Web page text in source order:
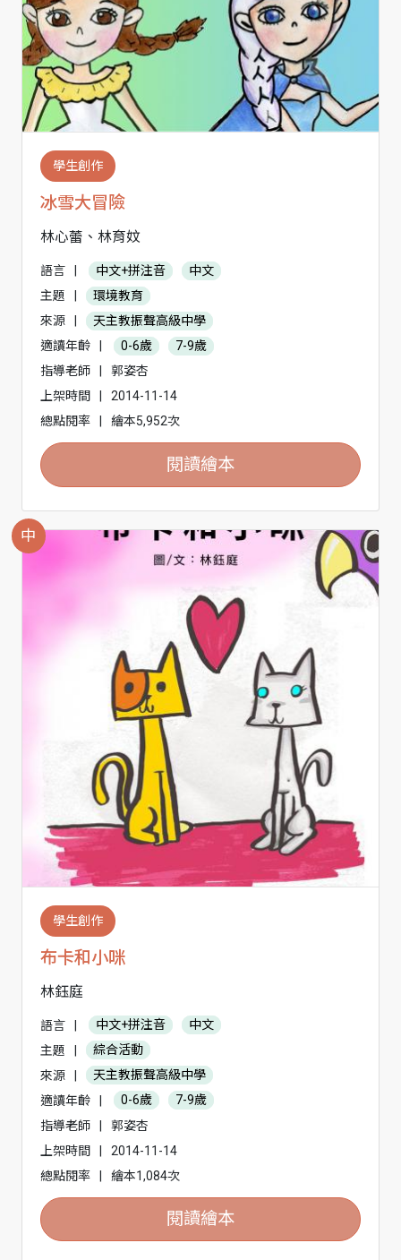
學生創作
冰雪大冒險
林心蕾、林育妏
語言 中文+拼注音
中文
主題
環境教育
來源
天主教振聲高級中學
適讀年齡
0-6歲
7-9歲
指導老師
郭姿杏
上架時間
2014-11-14
總點閱率
繪本5,952次
閱讀繪本
中
學生創作
布卡和小咪
林鈺庭
語言 | 中文+拼注音
中文
主題
|
綜合活動
來源
|
天主教振聲高級中學
適讀年齡
| 0-6歲
7-9歲
指導老師
|
郭姿杏
上架時間
|
2014-11-14
總點閱率
| 繪本1,084次
閱讀繪本